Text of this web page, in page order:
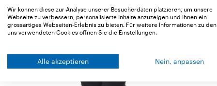
Wir können diese zur Analyse unserer Besucherdaten platzieren, um unsere
Webseite zu verbessern, personalisierte Inhalte anzuzeigen und Ihnen ein
grossartiges Webseiten-Erlebnis zu bieten. Für weitere Informationen zu
uns verwendeten Cookies öffnen Sie die Einstellungen.
Alle akzeptieren Nein, anpassen